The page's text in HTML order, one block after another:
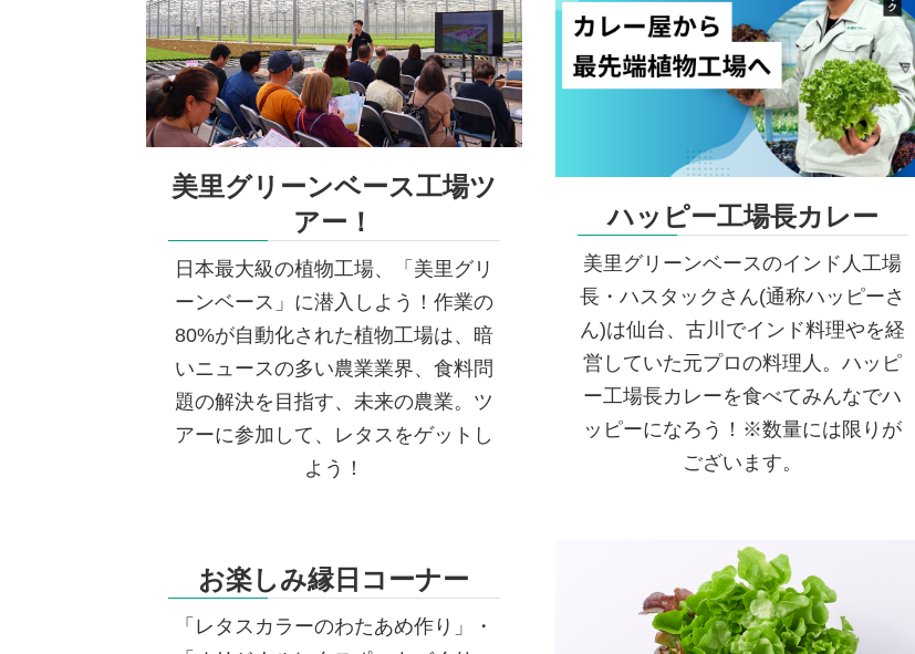
美里グリーンベース工場ツ
アー！
日本最大級の植物工場、「美里グリ
ーンベース」に潜入しよう！作業の
80%が自動化された植物工場は、暗
いニュースの多い農業業界、食料問
題の解決を目指す、未来の農業。ツ
アーに参加して、レタスをゲットし
よう！
ハッピー工場長カレー
美里グリーンベースのインド人工場
長・ハスタックさん(通称ハッピーさ
ん)は仙台、古川でインド料理やを経
営していた元プロの料理人。ハッピ
ー工場長カレーを食べてみんなでハ
ッピーになろう！※数量には限りが
ございます。
お楽しみ縁日コーナー
「レタスカラーのわたあめ作り」・